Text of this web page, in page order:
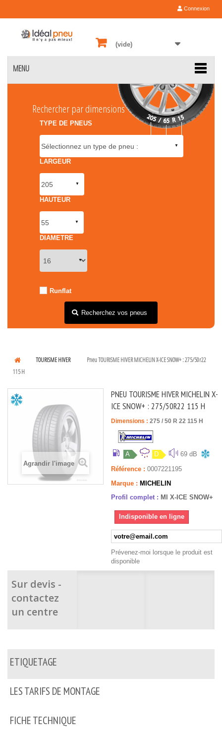
Connexion
(vide)
MENU
Rechercher par dimensions
TYPE DE PNEUS
LARGEUR
HAUTEUR
DIAMETRE
Runflat
Recherchez vos pneus
TOURISME HIVER
Pneu TOURISME HIVER MICHELIN X-ICE SNOW+ : 275/50r22
115 H
Agrandir l'image
PNEU TOURISME HIVER MICHELIN X-
ICE SNOW+ : 275/50R22 115 H
Dimensions : 275 / 50 R 22 115 H
A D 69 dB
Référence : 0007221195
Marque : MICHELIN
Profil complet : MI X-ICE SNOW+
Indisponible en ligne
Prévenez-moi lorsque le produit est
disponible
Sur devis -
contactez
un centre
ETIQUETAGE
LES TARIFS DE MONTAGE
FICHE TECHNIQUE